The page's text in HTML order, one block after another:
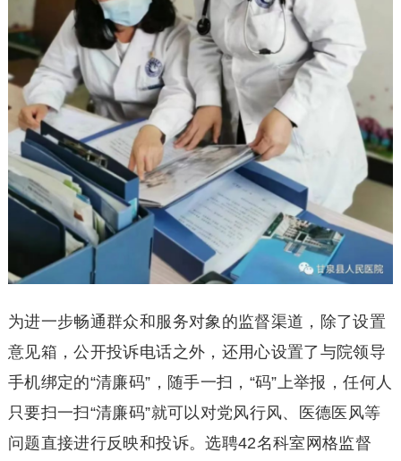
为进一步畅通群众和服务对象的监督渠道，除了设置
意见箱，公开投诉电话之外，还用心设置了与院领导
手机绑定的“清廉码”，随手一扫，“码”上举报，任何人
只要扫一扫“清廉码”就可以对党风行风、医德医风等
问题直接进行反映和投诉。选聘42名科室网格监督